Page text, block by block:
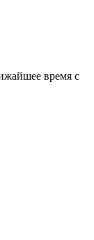
время с